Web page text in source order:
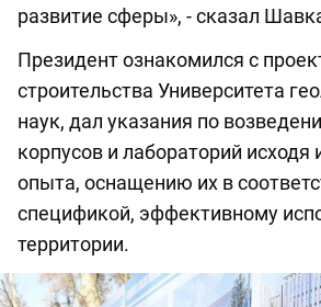
развитие сферы», - сказал
Президент ознакомился с
строительства Университета
наук, дал указания по
корпусов и лабораторий исходя
опыта, оснащению их в
спецификой, эффективному
территории.